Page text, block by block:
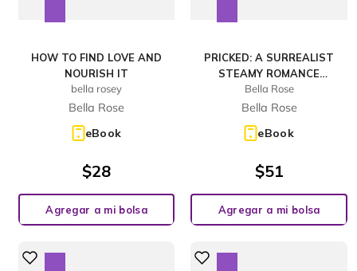
HOW TO FIND LOVE AND
NOURISH IT
bella rosey
Bella Rose
eBook
$28
Agregar a mi bolsa
PRICKED: A SURREALIST
STEAMY ROMANCE
BETWEEN MOTHER NATURE
& MAN
Bella Rose
Bella Rose
eBook
$51
Agregar a mi bolsa